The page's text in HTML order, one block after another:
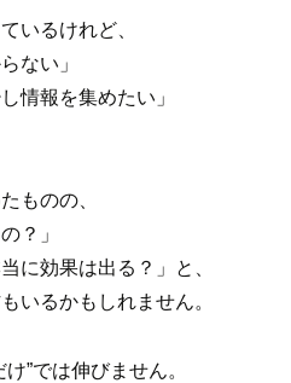
いるけれど、
ない」
情報を集めたい」
ものの、
？」
に効果は出る？」と、
いるかもしれません。
”では伸びません。